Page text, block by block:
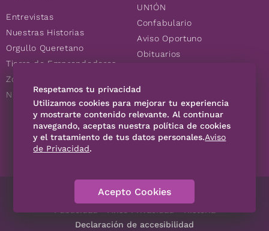
Entrevistas
Nuestras Historias
Orgullo Queretano
Tierra de Emprendedores
Zoociales
Nuevos Queretanos
UN1ÓN
Confabulario
Aviso Oportuno
Obituarios
Consultas
SÍGUENOS
Contáctanos Código de Ética
Declaración de accesibilidad
Respetamos tu privacidad
Utilizamos cookies para mejorar tu experiencia
y mostrarte contenido relevante. Al continuar
navegando, aceptas nuestra política de cookies
y el tratamiento de tus datos personales.Aviso
de Privacidad.
Acepto Cookies